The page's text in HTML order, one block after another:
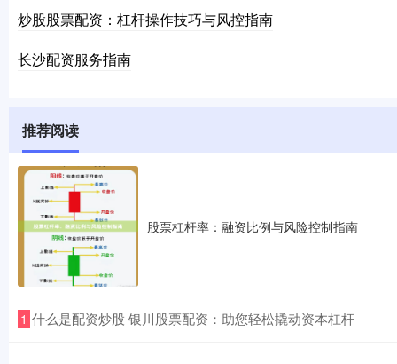
炒股股票配资：杠杆操作技巧与风控指南
长沙配资服务指南
推荐阅读
股票杠杆率：融资比例与风险控制指南
1 ​什么是配资炒股 银川股票配资：助您轻松撬动资本杠杆